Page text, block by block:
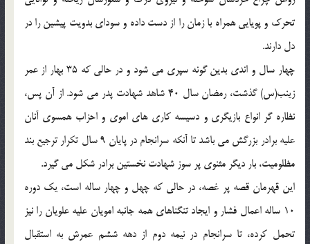
تحرک و پويايي همراه با زمان را از دست داده و سوداي بدويت پيشين را در
دل دارند.
چهار سال و اندي بدين گونه سپري مي شود و در حالي که 35 بهار از عمر
زينب(س) گذشت، رمضان سال 40 شاهد شهادت پدر مي شود. از آن پس،
نظاره گر انواع بازيگري و دسيسه کاري هاي اموي و احزاب همسوي آنان
عليه برادر بزرگش مي باشد تا آنکه سرانجام در پايان 9 سال تکرار ترجيع بند
مظلوميت، بار ديگر مثنوي پر سوز شهادت نخستين برادر شکل مي گيرد.
اين قهرمان قصه پر غصه، در حالي که چهل و چهار ساله است، يک دوره
10 ساله اعمال فشار و ايجاد تنگناهاي همه جانبه امويان عليه علويان را نيز
تحمل کرده، تا سرانجام در نيمه دوم از دهه ششم عمرش به استقبال